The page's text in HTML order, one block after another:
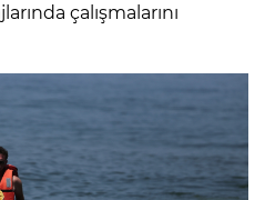
çalışmalarını